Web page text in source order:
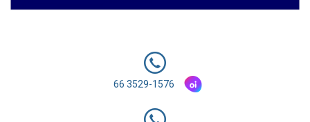
66 3529-1576